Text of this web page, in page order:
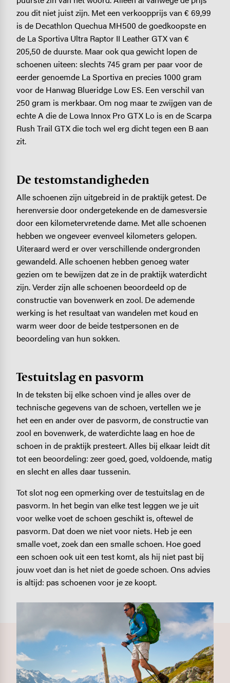
zou dit niet juist zijn. Met een verkoopprijs van € 69,99
is de Decathlon Quechua MH500 de goedkoopste en
de La Sportiva Ultra Raptor II Leather GTX van €
205,50 de duurste. Maar ook qua gewicht lopen de
schoenen uiteen: slechts 745 gram per paar voor de
eerder genoemde La Sportiva en precies 1000 gram
voor de Hanwag Blueridge Low ES. Een verschil van
250 gram is merkbaar. Om nog maar te zwijgen van de
echte A die de Lowa Innox Pro GTX Lo is en de Scarpa
Rush Trail GTX die toch wel erg dicht tegen een B aan
zit.
De testomstandigheden
Alle schoenen zijn uitgebreid in de praktijk getest. De
herenversie door ondergetekende en de damesversie
door een kilometervretende dame. Met alle schoenen
hebben we ongeveer evenveel kilometers gelopen.
Uiteraard werd er over verschillende ondergronden
gewandeld. Alle schoenen hebben genoeg water
gezien om te bewijzen dat ze in de praktijk waterdicht
zijn. Verder zijn alle schoenen beoordeeld op de
constructie van bovenwerk en zool. De ademende
werking is het resultaat van wandelen met koud en
warm weer door de beide testpersonen en de
beoordeling van hun sokken.
Testuitslag en pasvorm
In de teksten bij elke schoen vind je alles over de
technische gegevens van de schoen, vertellen we je
het een en ander over de pasvorm, de constructie van
zool en bovenwerk, de waterdichte laag en hoe de
schoen in de praktijk presteert. Alles bij elkaar leidt dit
tot een beoordeling: zeer goed, goed, voldoende, matig
en slecht en alles daar tussenin.
Tot slot nog een opmerking over de testuitslag en de
pasvorm. In het begin van elke test leggen we je uit
voor welke voet de schoen geschikt is, oftewel de
pasvorm. Dat doen we niet voor niets. Heb je een
smalle voet, zoek dan een smalle schoen. Hoe goed
een schoen ook uit een test komt, als hij niet past bij
jouw voet dan is het niet de goede schoen. Ons advies
is altijd: pas schoenen voor je ze koopt.